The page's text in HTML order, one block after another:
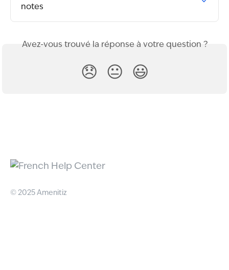
notes
Avez-vous trouvé la réponse à votre question ?
😞 😐 😃
© 2025 Amenitiz